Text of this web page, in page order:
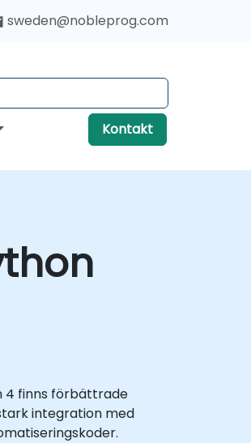
sweden@nobleprog.com
Kontakt
4 finns förbättrade
integration med